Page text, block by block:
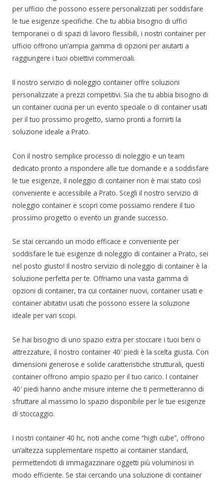
per ufficio che possono essere personalizzati per soddisfare
le tue esigenze specifiche. Che tu abbia bisogno di uffici
temporanei o di spazi di lavoro flessibili, i nostri container per
ufficio offrono un’ampia gamma di opzioni per aiutarti a
raggiungere i tuoi obiettivi commerciali.
Il nostro servizio di noleggio container offre soluzioni
personalizzate a prezzi competitivi. Sia che tu abbia bisogno di
un container cucina per un evento speciale o di container usati
per il tuo prossimo progetto, siamo pronti a fornirti la
soluzione ideale a Prato.
Con il nostro semplice processo di noleggio e un team
dedicato pronto a rispondere alle tue domande e a soddisfare
le tue esigenze, il noleggio di container non è mai stato così
conveniente e accessibile a Prato. Scegli il nostro servizio di
noleggio container e scopri come possiamo rendere il tuo
prossimo progetto o evento un grande successo.
Se stai cercando un modo efficace e conveniente per
soddisfare le tue esigenze di noleggio di container a Prato, sei
nel posto giusto! Il nostro servizio di noleggio di container è la
soluzione perfetta per te. Offriamo una vasta gamma di
opzioni di container, tra cui container nuovi, container usati e
container abitativi usati che possono essere la soluzione
ideale per vari scopi.
Se hai bisogno di uno spazio extra per stoccare i tuoi beni o
attrezzature, il nostro container 40′ piedi è la scelta giusta. Con
dimensioni generose e solide caratteristiche strutturali, questi
container offrono ampio spazio per il tuo carico. I container
40′ piedi hanno anche misure interne che ti permetteranno di
sfruttare al massimo lo spazio disponibile per le tue esigenze
di stoccaggio.
I nostri container 40 hc, noti anche come “high cube”, offrono
un’altezza supplementare rispetto ai container standard,
permettendoti di immagazzinare oggetti più voluminosi in
modo efficiente. Se stai cercando una soluzione di container